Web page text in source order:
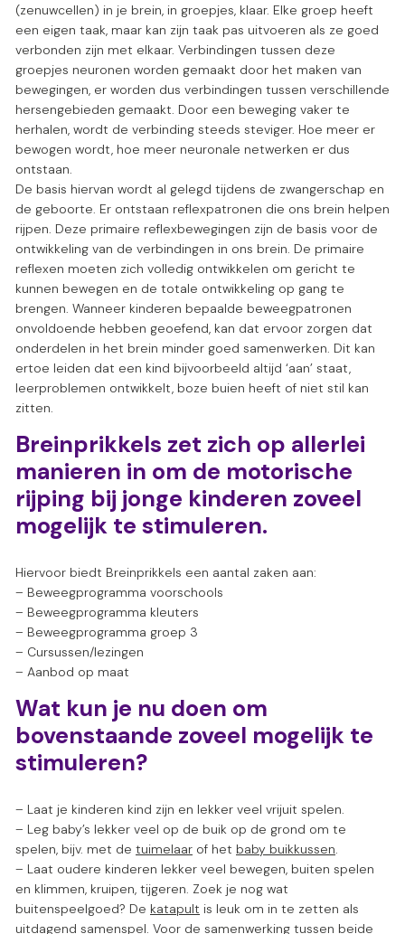
(zenuwcellen) in je brein, in groepjes, klaar. Elke groep heeft
een eigen taak, maar kan zijn taak pas uitvoeren als ze goed
verbonden zijn met elkaar. Verbindingen tussen deze
groepjes neuronen worden gemaakt door het maken van
bewegingen, er worden dus verbindingen tussen verschillende
hersengebieden gemaakt. Door een beweging vaker te
herhalen, wordt de verbinding steeds steviger. Hoe meer er
bewogen wordt, hoe meer neuronale netwerken er dus
ontstaan.
De basis hiervan wordt al gelegd tijdens de zwangerschap en
de geboorte. Er ontstaan reflexpatronen die ons brein helpen
rijpen. Deze primaire reflexbewegingen zijn de basis voor de
ontwikkeling van de verbindingen in ons brein. De primaire
reflexen moeten zich volledig ontwikkelen om gericht te
kunnen bewegen en de totale ontwikkeling op gang te
brengen. Wanneer kinderen bepaalde beweegpatronen
onvoldoende hebben geoefend, kan dat ervoor zorgen dat
onderdelen in het brein minder goed samenwerken. Dit kan
ertoe leiden dat een kind bijvoorbeeld altijd ‘aan’ staat,
leerproblemen ontwikkelt, boze buien heeft of niet stil kan
zitten.
Breinprikkels zet zich op allerlei
manieren in om de motorische
rijping bij jonge kinderen zoveel
mogelijk te stimuleren.
Hiervoor biedt Breinprikkels een aantal zaken aan:
– Beweegprogramma voorschools
– Beweegprogramma kleuters
– Beweegprogramma groep 3
– Cursussen/lezingen
– Aanbod op maat
Wat kun je nu doen om
bovenstaande zoveel mogelijk te
stimuleren?
– Laat je kinderen kind zijn en lekker veel vrijuit spelen.
– Leg baby’s lekker veel op de buik op de grond om te
spelen, bijv. met de tuimelaar of het baby buikkussen.
– Laat oudere kinderen lekker veel bewegen, buiten spelen
en klimmen, kruipen, tijgeren. Zoek je nog wat
buitenspeelgoed? De katapult is leuk om in te zetten als
uitdagend samenspel. Voor de samenwerking tussen beide